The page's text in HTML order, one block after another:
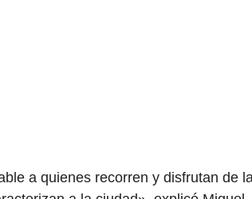
a quienes recorren y disfrutan de